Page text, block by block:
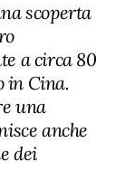
scoperta
a circa 80
in Cina.
una
anche
dei